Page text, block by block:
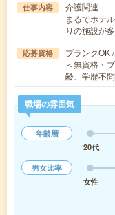
仕事内容
介護関連
まるでホテ
りの施設が
応募資格
ブランクOK
＜無資格・
齢、学歴不
職場の雰囲気
年齢層
20代
男女比率
女性